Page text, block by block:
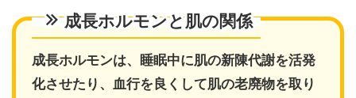
成長ホルモンと肌の関係
成長ホルモンは、睡眠中に肌の新陳代謝を活発
化させたり、血行を良くして肌の老廃物を取り